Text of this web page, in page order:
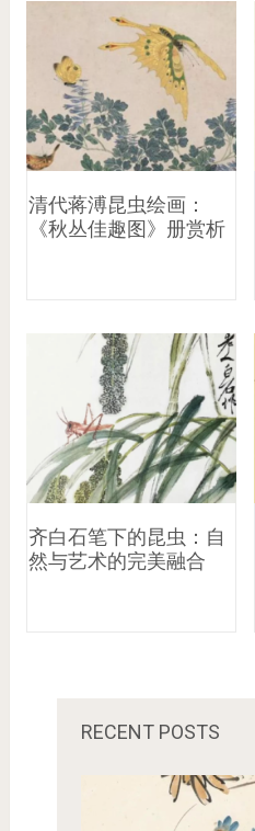
清代蒋溥昆虫绘画：
《秋丛佳趣图》册赏析
齐白石笔下的昆虫：自
然与艺术的完美融合
RECENT POSTS